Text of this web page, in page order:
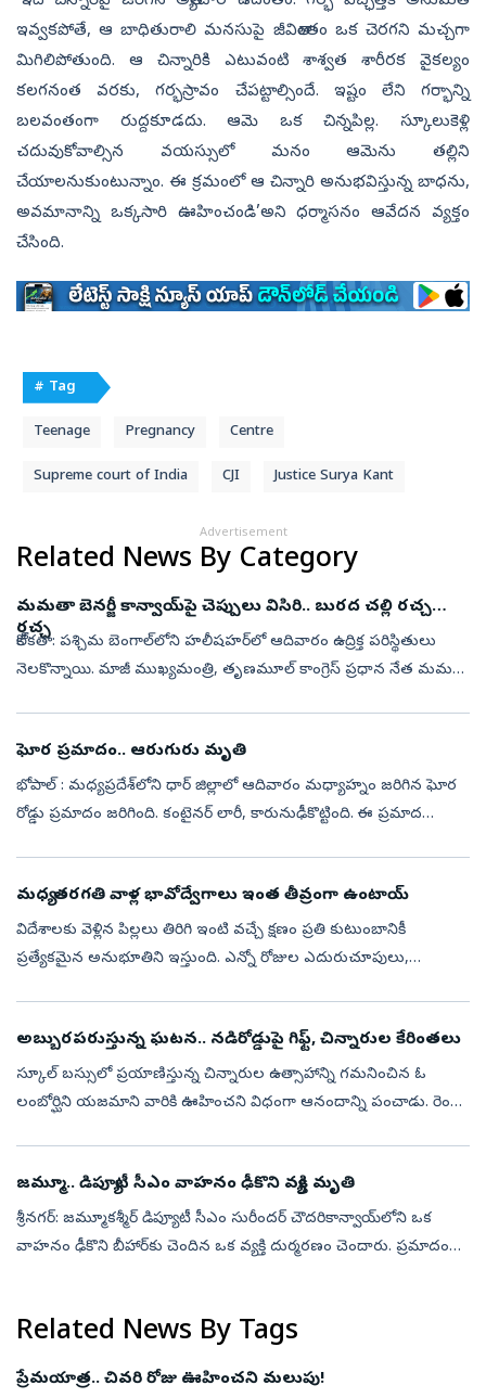
ఇవ్వకపోతే, ఆ బాధితురాలి మనసుపై జీవితాంతం ఒక చెరగని మచ్చగా
మిగిలిపోతుంది. ఆ చిన్నారికి ఎటువంటి శాశ్వత శారీరక వైకల్యం
కలగనంత వరకు, గర్భస్రావం చేపట్టాల్సిందే. ఇష్టం లేని గర్భాన్ని
బలవంతంగా రుద్దకూడదు. ఆమె ఒక చిన్నపిల్ల. స్కూలుకెళ్లి
చదువుకోవాల్సిన వయస్సులో మనం ఆమెను తల్లిని
చేయాలనుకుంటున్నాం. ఈ క్రమంలో ఆ చిన్నారి అనుభవిస్తున్న బాధను,
అవమానాన్ని ఒక్కసారి ఊహించండి’అని ధర్మాసనం ఆవేదన వ్యక్తం
చేసింది.
# Tag
Teenage Pregnancy Centre
Supreme court of India CJI Justice Surya Kant
Advertisement
Related News By Category
మమతా బెనర్జీ కాన్వాయ్‌పై చెప్పులు విసిరి.. బురద చల్లి రచ్చ
రచ్చ
కోల్‌కతా: పశ్చిమ బెంగాల్‌లోని హలీషహర్‌లో ఆదివారం ఉద్రిక్త పరిస్థితులు
నెలకొన్నాయి. మాజీ ముఖ్యమంత్రి, తృణమూల్ కాంగ్రెస్‌ ప్రధాన నేత మమతా
ఘోర ‍ప్రమాదం.. ఆరుగురు మృతి
భోపాల్ : మధ్యప్రదేశ్‌లోని ధార్ జిల్లాలో ఆదివారం మధ్యాహ్నం జరిగిన ఘోర
రోడ్డు ప్రమాదం జరిగింది. కంటైనర్ లారీ, కారునుఢీకొట్టింది. ఈ ప్రమాద
మధ్య తరగతి వాళ్ల భావోద్వేగాలు ఇంత తీవ్రంగా ఉంటాయ్‌
విదేశాలకు వెళ్లిన పిల్లలు తిరిగి ఇంటి వచ్చే క్షణం ప్రతి కుటుంబానికీ
ప్రత్యేకమైన అనుభూతిని ఇస్తుంది. ఎన్నో రోజుల ఎదురుచూపులు,
అబ్బురపరుస్తున్న ఘటన.. నడిరోడ్డుపై గిఫ్ట్‌, చిన్నారుల కేరింతలు
స్కూల్ బస్సులో ప్రయాణిస్తున్న చిన్నారుల ఉత్సాహాన్ని గమనించిన ఓ
లంబోర్ఘిని యజమాని వారికి ఊహించని విధంగా ఆనందాన్ని పంచాడు. రెండు
జమ్మూ.. డిప్యూటీ సీఎం వాహనం ఢీకొని వ్యక్తి మృతి
శ్రీనగర్‌: జమ్మూకశ్మీర్‌ డిప్యూటీ సీఎం సురీందర్ చౌదరికాన్వాయ్‌లోని ఒక
వాహనం ఢీకొని బీహార్‌కు చెందిన ఒక వ్యక్తి దుర్మరణం చెందారు. ప్రమాదం
Related News By Tags
ప్రేమయాత్ర.. చివరి రోజు ఊహించని మలుపు!